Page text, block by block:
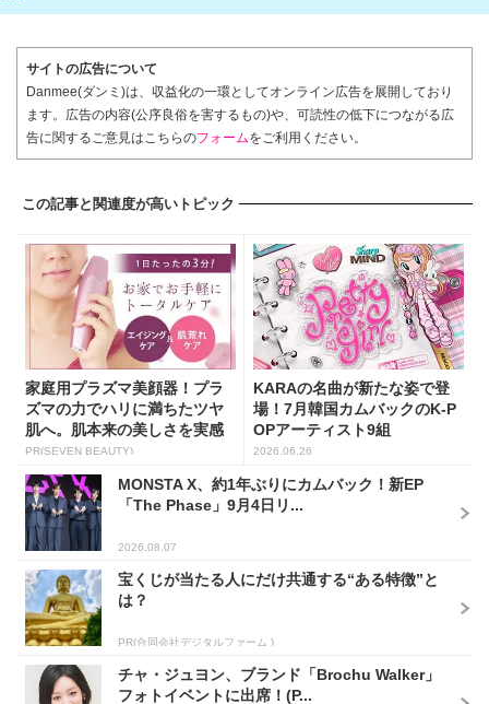
サイトの広告について
Danmee(ダンミ)は、収益化の一環としてオンライン広告を展開しており
ます。広告の内容(公序良俗を害するもの)や、可読性の低下につながる広
告に関するご意見はこちらのフォームをご利用ください。
この記事と関連度が高いトピック
家庭用プラズマ美顔器！プラ
ズマの力でハリに満ちたツヤ
肌へ。肌本来の美しさを実感
し...
PR(SEVEN BEAUTY)
KARAの名曲が新たな姿で登
場！7月韓国カムバックのK-P
OPアーティスト9組
2026.06.26
MONSTA X、約1年ぶりにカムバック！新EP
「The Phase」9月4日リ...
2026.08.07
宝くじが当たる人にだけ共通する“ある特徴”と
は？
PR(合同会社デジタルファーム )
チャ・ジュヨン、ブランド「Brochu Walker」
フォトイベントに出席！(P...